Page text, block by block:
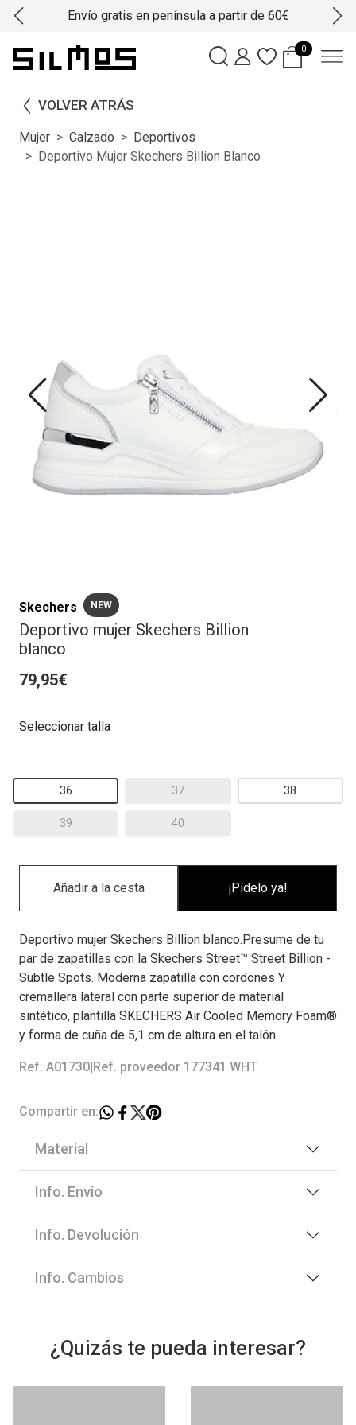
Envío gratis en península a partir de 60€
0
VOLVER ATRÁS
Mujer Calzado
Deportivos
Deportivo Mujer Skechers Billion Blanco
Skechers NEW
Deportivo mujer Skechers Billion
blanco
79,95€
Seleccionar talla
36 37 38
39 40
¡Pídelo ya!
Deportivo mujer Skechers Billion blanco.Presume de tu
par de zapatillas con la Skechers Street™ Street Billion -
Subtle Spots. Moderna zapatilla con cordones Y
cremallera lateral con parte superior de material
sintético, plantilla SKECHERS Air Cooled Memory Foam®
y forma de cuña de 5,1 cm de altura en el talón
Ref. A01730 Ref. proveedor 177341 WHT
Compartir en:
Material
Info. Envío
Info. Devolución
Info. Cambios
¿Quizás te pueda interesar?